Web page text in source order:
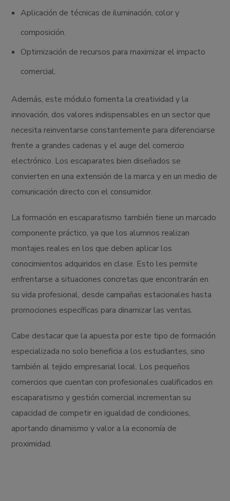
Aplicación de técnicas de iluminación, color y
composición.
Optimización de recursos para maximizar el impacto
comercial.
Además, este módulo fomenta la creatividad y la
innovación, dos valores indispensables en un sector que
necesita reinventarse constantemente para diferenciarse
frente a grandes cadenas y el auge del comercio
electrónico. Los escaparates bien diseñados se
convierten en una extensión de la marca y en un medio de
comunicación directo con el consumidor.
La formación en escaparatismo también tiene un marcado
componente práctico, ya que los alumnos realizan
montajes reales en los que deben aplicar los
conocimientos adquiridos en clase. Esto les permite
enfrentarse a situaciones concretas que encontrarán en
su vida profesional, desde campañas estacionales hasta
promociones específicas para dinamizar las ventas.
Cabe destacar que la apuesta por este tipo de formación
especializada no solo beneficia a los estudiantes, sino
también al tejido empresarial local. Los pequeños
comercios que cuentan con profesionales cualificados en
escaparatismo y gestión comercial incrementan su
capacidad de competir en igualdad de condiciones,
aportando dinamismo y valor a la economía de
proximidad.